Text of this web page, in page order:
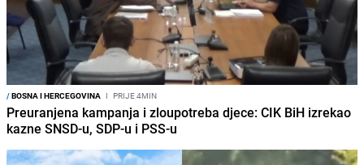
/BOSNA I HERCEGOVINA I PRIJE 4MIN
Preuranjena kampanja i zloupotreba djece: CIK BiH izrekao
kazne SNSD-u, SDP-u i PSS-u